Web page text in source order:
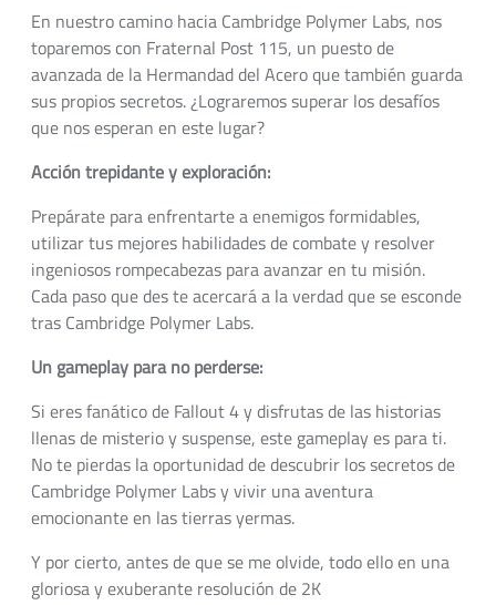
En nuestro camino hacia Cambridge Polymer Labs, nos
toparemos con Fraternal Post 115, un puesto de
avanzada de la Hermandad del Acero que también guarda
sus propios secretos. ¿Lograremos superar los desafíos
que nos esperan en este lugar?
Acción trepidante y exploración:
Prepárate para enfrentarte a enemigos formidables,
utilizar tus mejores habilidades de combate y resolver
ingeniosos rompecabezas para avanzar en tu misión.
Cada paso que des te acercará a la verdad que se esconde
tras Cambridge Polymer Labs.
Un gameplay para no perderse:
Si eres fanático de Fallout 4 y disfrutas de las historias
llenas de misterio y suspense, este gameplay es para ti.
No te pierdas la oportunidad de descubrir los secretos de
Cambridge Polymer Labs y vivir una aventura
emocionante en las tierras yermas.
Y por cierto, antes de que se me olvide, todo ello en una
gloriosa y exuberante resolución de 2K